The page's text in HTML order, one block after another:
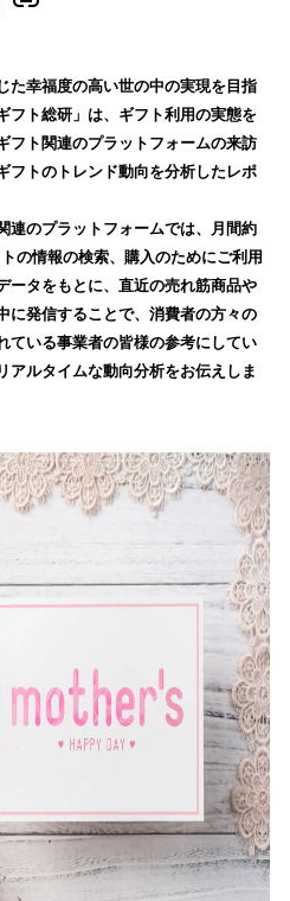
た幸福度の高い世の中の実現を目指
ト総研」は、ギフト利用の実態を
フト関連のプラットフォームの来訪
フトのトレンド動向を分析したレポ
連のプラットフォームでは、月間約
の情報の検索、購入のためにご利用
ータをもとに、直近の売れ筋商品や
に発信することで、消費者の方々の
ている事業者の皆様の参考にしてい
アルタイムな動向分析をお伝えしま